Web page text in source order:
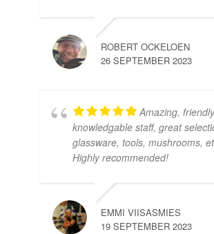
ROBERT OCKELOEN
26 SEPTEMBER 2023
Amazing,
knowledgable staff, great
glassware, tools, mushrooms,
Highly recommended!
EMMI VIISASMIES
19 SEPTEMBER 2023